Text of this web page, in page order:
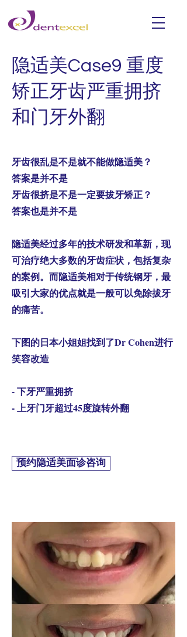
隐适美Case9 重度
矫正牙齿严重拥挤
和门牙外翻
牙齿很乱是不是就不能做隐适美？
答案是并不是
牙齿很挤是不是一定要拔牙矫正？
答案也是并不是
隐适美经过多年的技术研发和革新，现
可治疗绝大多数的牙齿症状，包括复杂
的案例。而隐适美相对于传统钢牙，最
吸引大家的优点就是一般可以免除拔牙
的痛苦。
下图的日本小姐姐找到了Dr Cohen进行
笑容改造
- 下牙严重拥挤
- 上牙门牙超过45度旋转外翻
预约隐适美面诊咨询